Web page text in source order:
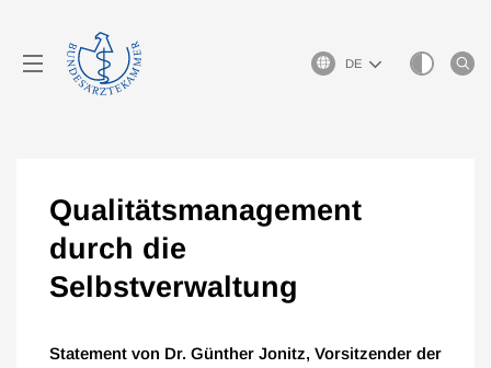
Sprachauswahl
Qualitätsmanagement
durch die
Selbstverwaltung
Statement von Dr. Günther Jonitz, Vorsitzender der